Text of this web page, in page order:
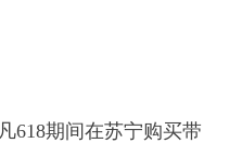
618期间在苏宁购买带